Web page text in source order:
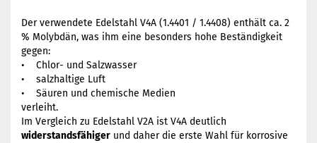
Der verwendete Edelstahl V4A (1.4401 / 1.4408) enthält ca. 2
% Molybdän, was ihm eine besonders hohe Beständigkeit
gegen:
• Chlor- und Salzwasser
• salzhaltige Luft
• Säuren und chemische Medien
verleiht.
Im Vergleich zu Edelstahl V2A ist V4A deutlich
widerstandsfähiger und daher die erste Wahl für korrosive